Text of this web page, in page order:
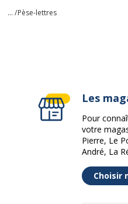
... /Pèse-lettres
Les
Pour
votre
Pierre, Le
André, La
Choisir